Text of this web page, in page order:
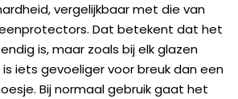
vergelijkbaar met die van
Dat betekent dat het
is, maar zoals bij elk glazen
iets gevoeliger voor breuk dan een
Bij normaal gebruik gaat het